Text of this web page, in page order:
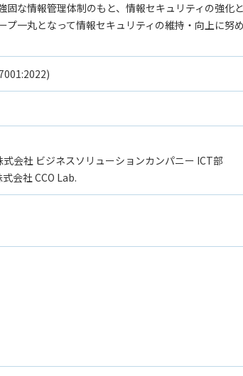
な情報管理体制のもと、情報セキュリティの強化
一丸となって情報セキュリティの維持・向上に努め
会社 ビジネスソリューションカンパニー ICT部
会社 CCO Lab.